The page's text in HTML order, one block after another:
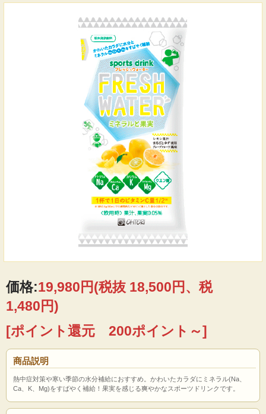
価格:19,980円(税抜 18,500円、税
1,480円)
[ポイント還元 200ポイント～]
商品説明
熱中症対策や寒い季節の水分補給におすすめ。かわいたカラダにミネラル(Na、
Ca、K、Mg)をすばやく補給！果実を感じる爽やかなスポーツドリンクです。